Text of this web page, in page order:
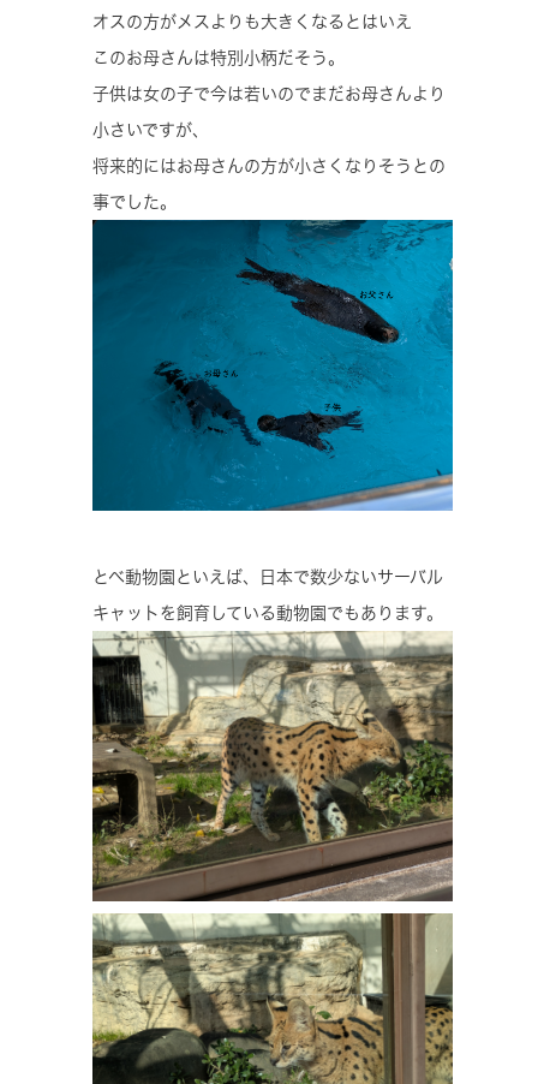
オスの方がメスよりも大きくなるとはいえ
このお母さんは特別小柄だそう。
子供は女の子で今は若いのでまだお母さんより
小さいですが、
将来的にはお母さんの方が小さくなりそうとの
事でした。
とべ動物園といえば、日本で数少ないサーバル
キャットを飼育している動物園でもあります。